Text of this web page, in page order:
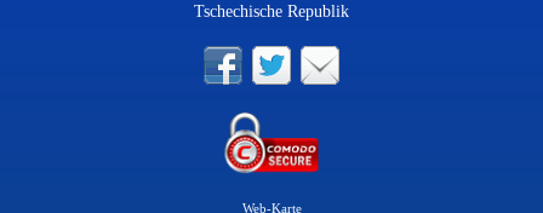
Tschechische Republik
Web-Karte